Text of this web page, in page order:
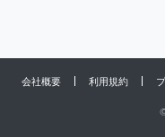
会社概要 利用規約